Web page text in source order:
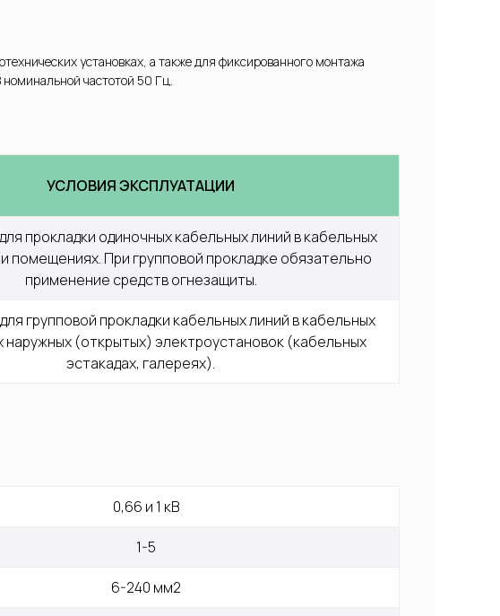
установках, а также для фиксированного монтажа
частотой 50 Гц.
УСЛОВИЯ ЭКСПЛУАТАЦИИ
прокладки одиночных кабельных линий в кабельных
помещениях. При групповой прокладке обязательно
применение средств огнезащиты.
групповой прокладки кабельных линий в кабельных
наружных (открытых) электроустановок (кабельных
эстакадах, галереях).
0,66 и 1 кВ
1-5
6-240 мм2